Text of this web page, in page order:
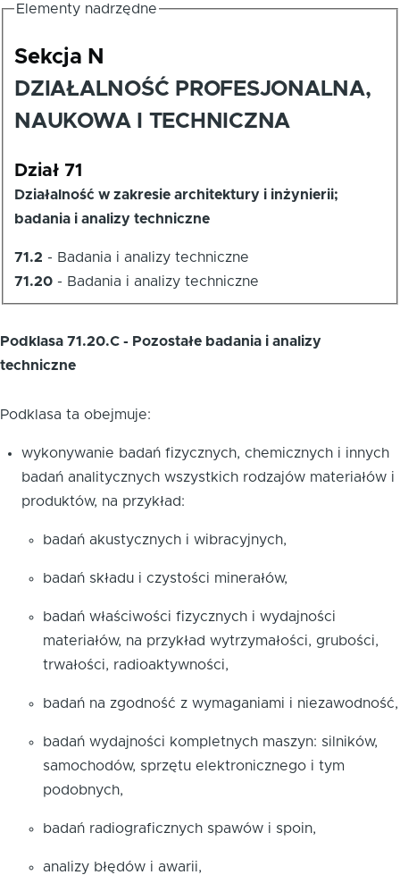
Elementy nadrzędne
Sekcja N
DZIAŁALNOŚĆ PROFESJONALNA,
NAUKOWA I TECHNICZNA
Dział 71
Działalność w zakresie architektury i inżynierii;
badania i analizy techniczne
71.2 - Badania i analizy techniczne
71.20 - Badania i analizy techniczne
Podklasa 71.20.C - Pozostałe badania i analizy
techniczne
Podklasa ta obejmuje:
wykonywanie badań fizycznych, chemicznych i innych
badań analitycznych wszystkich rodzajów materiałów i
produktów, na przykład:
badań akustycznych i wibracyjnych,
badań składu i czystości minerałów,
badań właściwości fizycznych i wydajności
materiałów, na przykład wytrzymałości, grubości,
trwałości, radioaktywności,
badań na zgodność z wymaganiami i niezawodność,
badań wydajności kompletnych maszyn: silników,
samochodów, sprzętu elektronicznego i tym
podobnych,
badań radiograficznych spawów i spoin,
analizy błędów i awarii,